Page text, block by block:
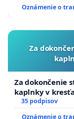
Oznámenie o
Za
Za dokončenie
kaplnky v
35 podpisov
Oznámenie o